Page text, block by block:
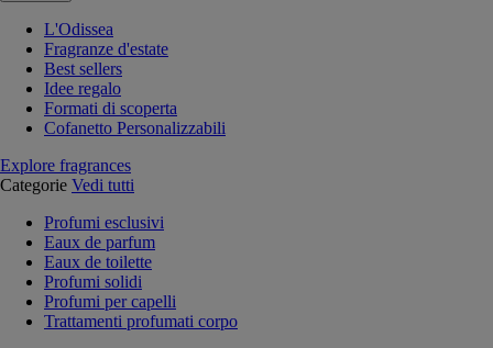
L'Odissea
Fragranze d'estate
Best sellers
Idee regalo
Formati di scoperta
Cofanetto Personalizzabili
Explore fragrances
Categorie Vedi tutti
Profumi esclusivi
Eaux de parfum
Eaux de toilette
Profumi solidi
Profumi per capelli
Trattamenti profumati corpo